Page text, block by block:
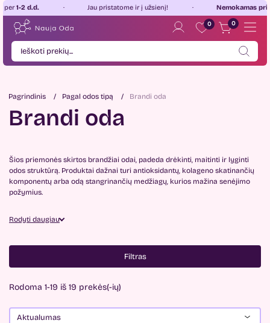
d.d. Jau pristatome ir į užsienį! Nemokamas
0 0
Pagrindinis Pagal odos tipą Brandi oda
Brandi oda
Šios priemonės skirtos brandžiai odai, padeda drėkinti, maitinti ir lyginti
odos struktūrą. Produktai dažnai turi antioksidantų, kolageno skatinančių
komponentų arba odą stangrinančių medžiagų, kurios mažina senėjimo
požymius.
Rodyti daugiau
Filtras
Rodoma 1-19 iš 19 prekės(-ių)
Aktualumas